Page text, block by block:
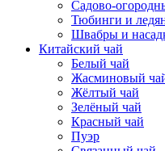
Садово-
Тюбинги и
Швабры и
Китайский чай
Белый чай
Жасминовый
Жёлтый чай
Зелёный чай
Красный чай
Пуэр